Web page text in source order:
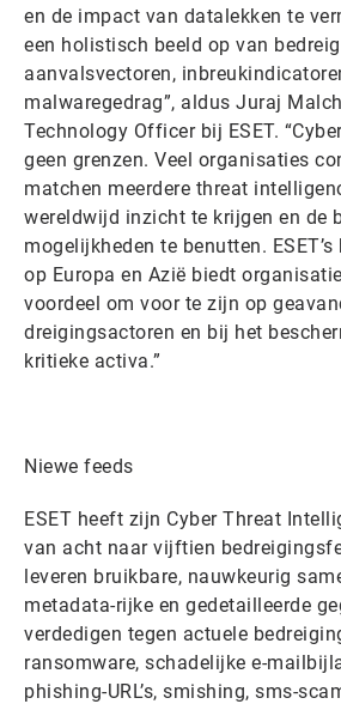
en de impact van datalekken te
een holistisch beeld op van
aanvalsvectoren,
malwaregedrag”, aldus Juraj
Technology Officer bij ESET.
geen grenzen. Veel organisaties
matchen meerdere threat
wereldwijd inzicht te krijgen en de
mogelijkheden te benutten.
op Europa en Azië biedt
voordeel om voor te zijn op
dreigingsactoren en bij het
kritieke activa.”
Niewe feeds
ESET heeft zijn Cyber Threat
van acht naar vijftien
leveren bruikbare, nauwkeurig
metadata-rijke en gedetailleerde
verdedigen tegen actuele
ransomware, schadelijke e-
phishing-URL’s, smishing, sms-